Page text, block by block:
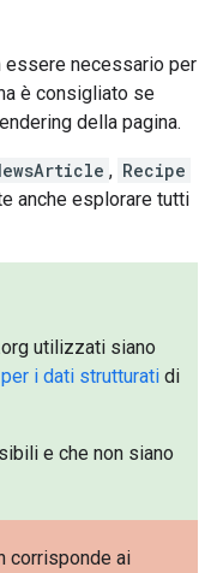
necessario per
è consigliato se
della pagina.
, Recipe
anche esplorare tutti
utilizzati siano
i dati strutturati di
e che non siano
corrisponde ai